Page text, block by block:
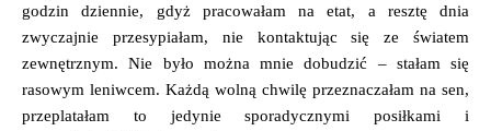
godzin dziennie, gdyż pracowałam na etat, a resztę dnia
zwyczajnie przesypiałam, nie kontaktując się ze światem
zewnętrznym. Nie było można mnie dobudzić – stałam się
rasowym leniwcem. Każdą wolną chwilę przeznaczałam na sen,
przeplatałam to jedynie sporadycznymi posiłkami i